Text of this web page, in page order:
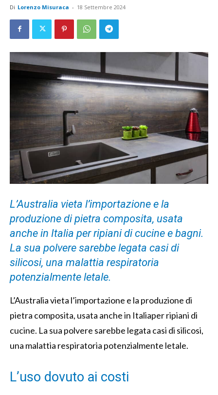
Di Lorenzo Misuraca - 18 Settembre 2024
L’Australia vieta l’importazione e la
produzione di pietra composita, usata
anche in Italia per ripiani di cucine e bagni.
La sua polvere sarebbe legata casi di
silicosi, una malattia respiratoria
potenzialmente letale.
L’Australia vieta l’importazione e la produzione di
pietra composita, usata anche in Italiaper ripiani di
cucine. La sua polvere sarebbe legata casi di silicosi,
una malattia respiratoria potenzialmente letale.
L’uso dovuto ai costi